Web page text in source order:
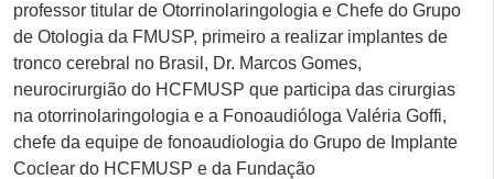
professor titular de Otorrinolaringologia e Chefe do Grupo
de Otologia da FMUSP, primeiro a realizar implantes de
tronco cerebral no Brasil, Dr. Marcos Gomes,
neurocirurgião do HCFMUSP que participa das cirurgias
na otorrinolaringologia e a Fonoaudióloga Valéria Goffi,
chefe da equipe de fonoaudiologia do Grupo de Implante
Coclear do HCFMUSP e da Fundação